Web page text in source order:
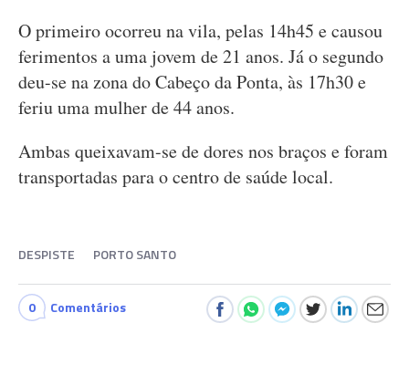
O primeiro ocorreu na vila, pelas 14h45 e causou
ferimentos a uma jovem de 21 anos. Já o segundo
deu-se na zona do Cabeço da Ponta, às 17h30 e
feriu uma mulher de 44 anos.
Ambas queixavam-se de dores nos braços e foram
transportadas para o centro de saúde local.
DESPISTE PORTO SANTO
0 Comentários